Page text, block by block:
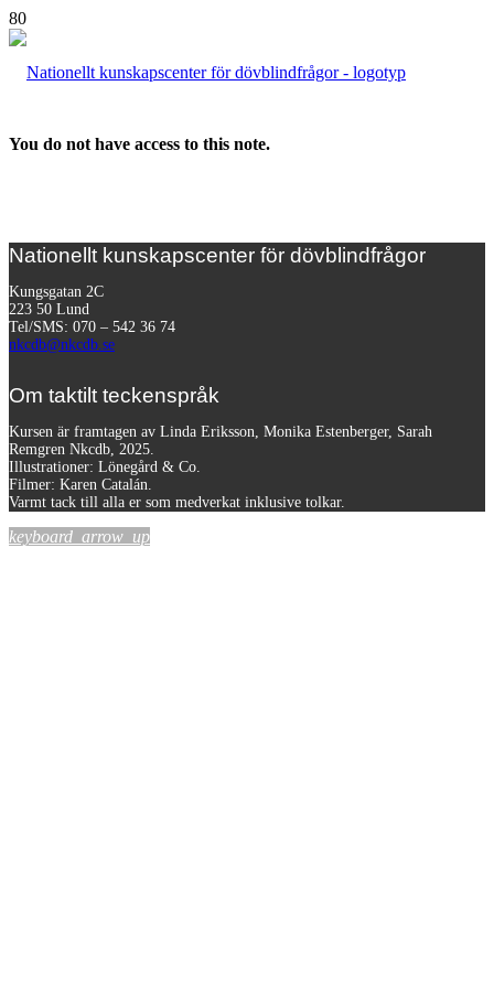
You do not have access to this note.
Nationellt kunskapscenter för dövblindfrågor
Kungsgatan 2C
223 50 Lund
Tel/SMS: 070 – 542 36 74
nkcdb@nkcdb.se
Om taktilt teckenspråk
Kursen är framtagen av Linda Eriksson, Monika Estenberger, Sarah
Remgren Nkcdb, 2025.
Illustrationer: Lönegård & Co.
Filmer: Karen Catalán.
Varmt tack till alla er som medverkat inklusive tolkar.
keyboard_arrow_up